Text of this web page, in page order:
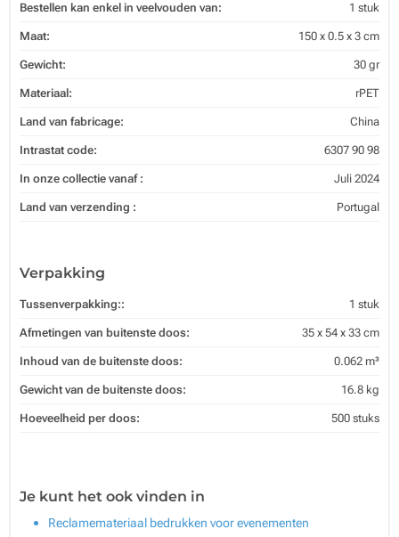
Bestellen kan enkel in veelvouden van: 1 stuk
Maat: 150 x 0.5 x 3 cm
Gewicht: 30 gr
Materiaal: rPET
Land van fabricage: China
Intrastat code: 6307 90 98
In onze collectie vanaf : Juli 2024
Land van verzending : Portugal
Verpakking
Tussenverpakking:: 1 stuk
Afmetingen van buitenste doos: 35 x 54 x 33 cm
Inhoud van de buitenste doos: 0.062 m³
Gewicht van de buitenste doos: 16.8 kg
Hoeveelheid per doos: 500 stuks
Je kunt het ook vinden in
Reclamemateriaal bedrukken voor evenementen